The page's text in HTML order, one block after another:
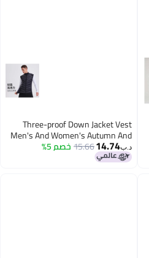
Three-proof Down Jacket Vest
Men's And Women's Autumn And
Winter Collar Vest Warm
Lightweight Outdoor Running
د.ب‏14.74
15.66خصم 5%